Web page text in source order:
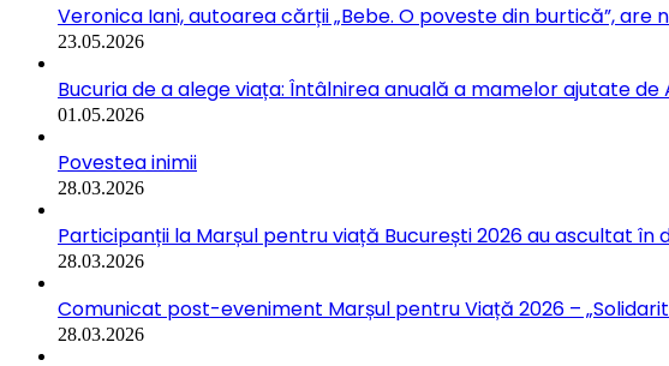
Veronica Iani, autoarea cărții „Bebe. O poveste din burtică”, are
23.05.2026
Bucuria de a alege viața: Întâlnirea anuală a mamelor ajutate
01.05.2026
Povestea inimii
28.03.2026
Participanții la Marșul pentru viață București 2026 au ascultat
28.03.2026
Comunicat post-eveniment Marșul pentru Viață 2026 –
28.03.2026